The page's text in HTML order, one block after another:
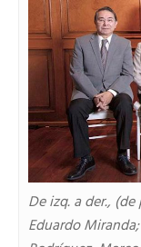
De izq. a der.,
Eduardo